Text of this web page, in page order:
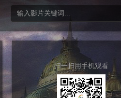
扫一扫用手机观看